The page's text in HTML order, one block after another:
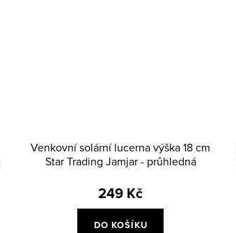
Venkovní solární lucerna výška 18 cm
Star Trading Jamjar - průhledná
249 Kč
DO KOŠÍKU